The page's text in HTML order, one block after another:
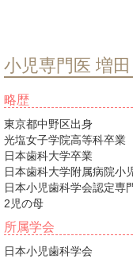
小児専門医 増
略歴
東京都中野区出身
光塩女子学院高等科卒業
日本歯科大学卒業
日本歯科大学附属病院小
日本小児歯科学会認定専
2児の母
所属学会
日本小児歯科学会